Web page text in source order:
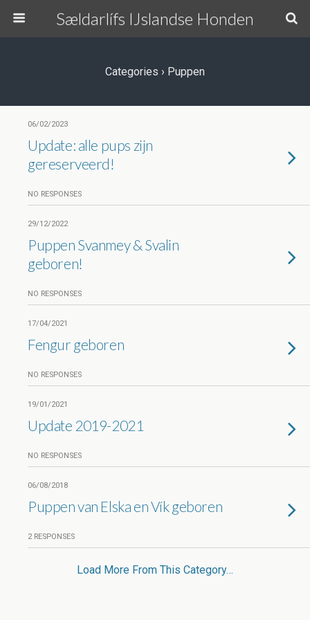
Sældarlífs IJslandse Honden
Categories › Puppen
06/02/2023
Update: alle pups zijn
gereserveerd!
NO RESPONSES
29/12/2022
Puppen Svanmey & Svalin
geboren!
NO RESPONSES
17/04/2021
Fengur geboren
NO RESPONSES
19/01/2021
Update 2019-2021
NO RESPONSES
06/08/2018
Puppen van Elska en Vík geboren
2 RESPONSES
Load More From This Category…